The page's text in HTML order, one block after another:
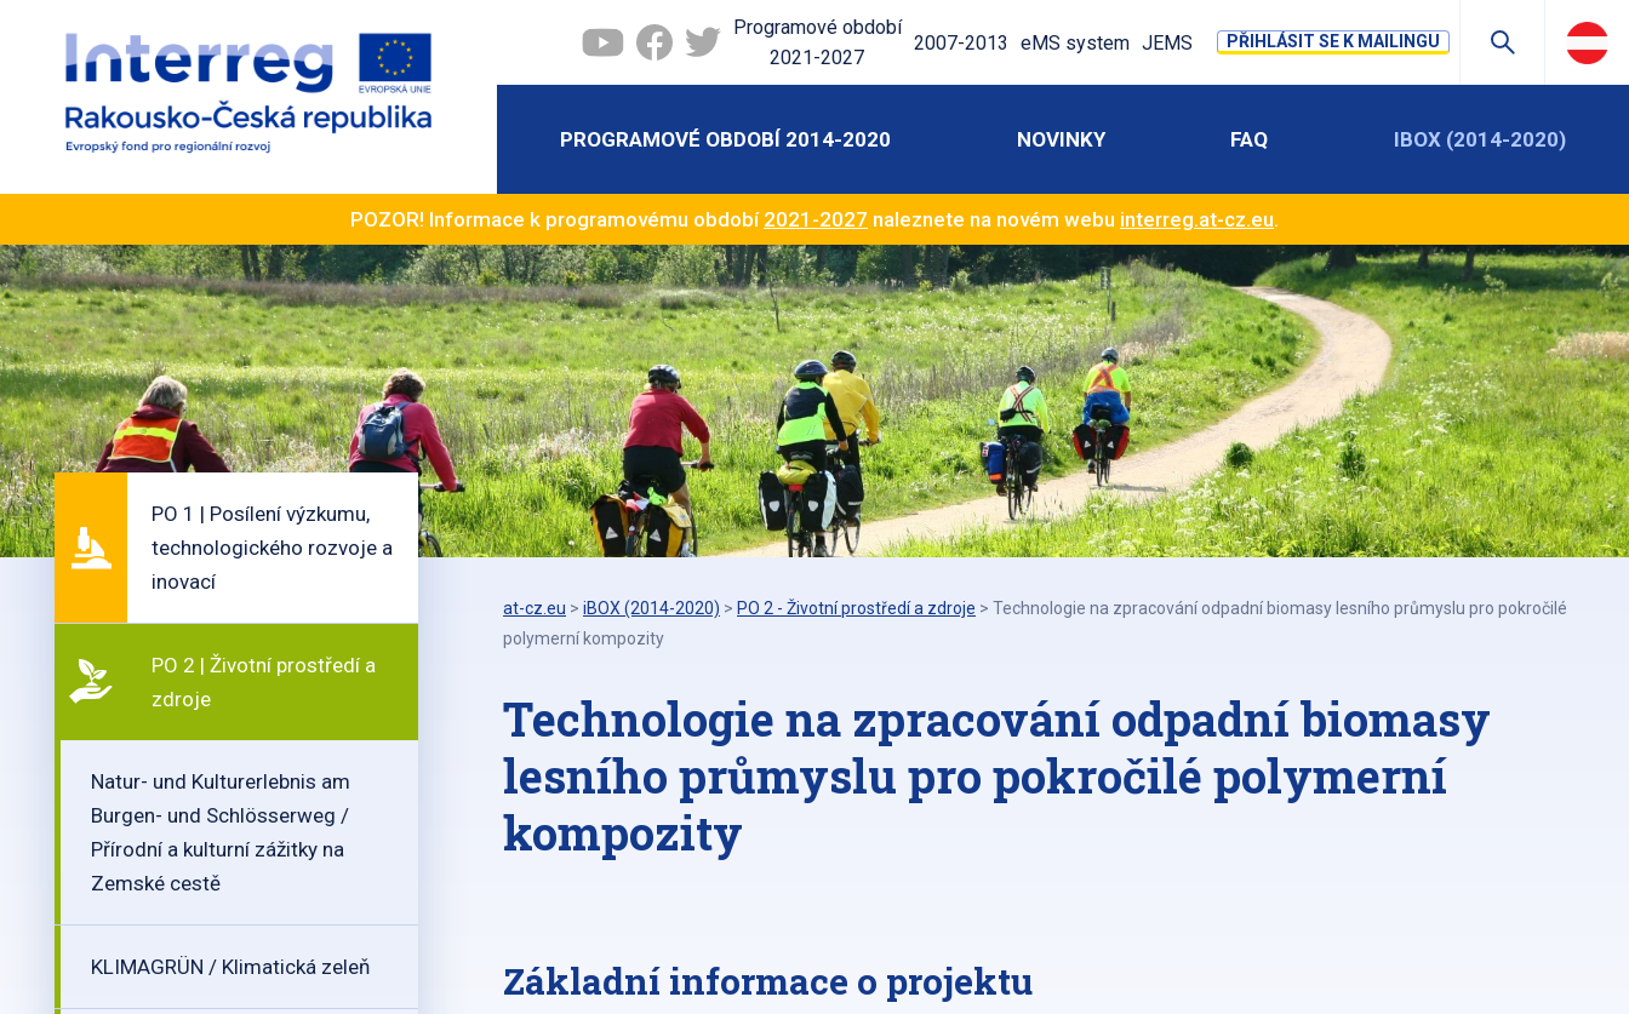
Programové období
2021-2027
2007-2013 eMS system JEMS PŘIHLÁSIT SE K MAILINGU
PROGRAMOVÉ OBDOBÍ 2014-2020 NOVINKY FAQ IBOX (2014-2020)
POZOR! Informace k programovému období 2021-2027 naleznete na novém webu interreg.at-cz.eu.
PO 1 | Posílení výzkumu,
technologického rozvoje a
inovací
PO 2 | Životní prostředí a
zdroje
Natur- und Kulturerlebnis am
Burgen- und Schlösserweg /
Přírodní a kulturní zážitky na
Zemské cestě
KLIMAGRÜN / Klimatická zeleň
at-cz.eu > iBOX (2014-2020) > PO 2 - Životní prostředí a zdroje > Technologie na zpracování odpadní biomasy lesního průmyslu pro pokročilé
polymerní kompozity
Technologie na zpracování odpadní biomasy
lesního průmyslu pro pokročilé polymerní
kompozity
Základní informace o projektu